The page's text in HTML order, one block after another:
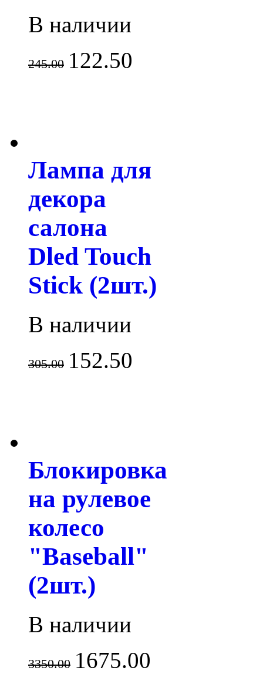
В наличии
245.00 122.50
Лампа для
декора
салона
Dled Touch
Stick (2шт.)
В наличии
305.00 152.50
Блокировка
на рулевое
колесо
"Baseball"
(2шт.)
В наличии
3350.00 1675.00